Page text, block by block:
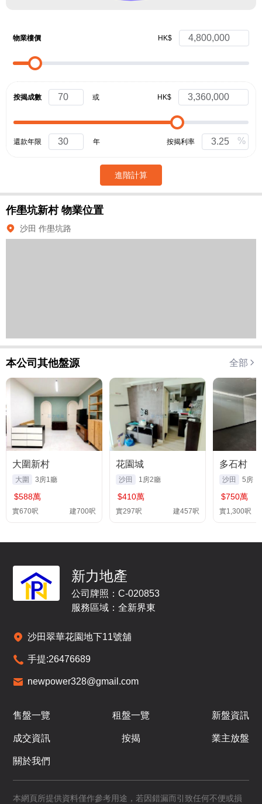
物業樓價 HK$
按揭成數 或 HK$
還款年限 年 按揭利率 %
進階計算
作壆坑新村物業位置
沙田 作壆坑路
本公司其他盤源 全部
大圍新村
大圍 3房1廳
$588萬
實670呎 建700呎
花園城
沙田 1房2廳
$410萬
實297呎 建457呎
多石村
沙田 5房
$750萬
實1,300呎
新力地產
公司牌照：C-020853
服務區域：全新界東
沙田翠華花園地下11號舖
手提:26476689
newpower328@gmail.com
售盤一覽 租盤一覽 新盤資訊
成交資訊 按揭 業主放盤
關於我們
本網頁所提供資料僅作參考用途，若因錯漏而引致任何不便或損